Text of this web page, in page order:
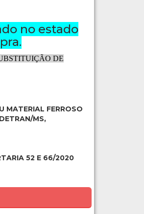
no estado
DE
MATERIAL FERROSO
MS,
52 E 66/2020